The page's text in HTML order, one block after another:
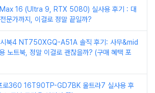
16 (Ultra 9, RTX 5080) 실사용 후기 : 대
문가까지, 이걸로 정말 끝일까?
시북4 NT750XGQ-A51A 솔직 후기: 사무&mid
노트북, 정말 이걸로 괜찮을까? (구매 혜택 포
로360 16T90TP-GD7BK 울트라7 실사용 후